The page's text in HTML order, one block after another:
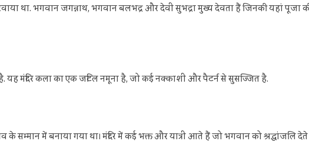
था. भगवान जगन्नाथ, भगवान बलभद्र और देवी सुभद्रा मुख्य देवता हैं जिनकी यहां पूजा की
यह मंदिर कला का एक जटिल नमूना है, जो कई नक्काशी और पैटर्न से सुसज्जित है.
के सम्मान में बनाया गया था। मंदिर में कई भक्त और यात्री आते हैं जो भगवान को श्रद्धांजलि